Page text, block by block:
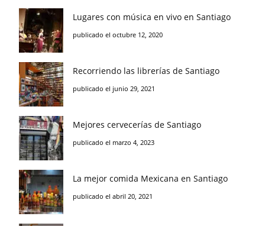
Lugares con música en vivo en Santiago
publicado el octubre 12, 2020
Recorriendo las librerías de Santiago
publicado el junio 29, 2021
Mejores cervecerías de Santiago
publicado el marzo 4, 2023
La mejor comida Mexicana en Santiago
publicado el abril 20, 2021